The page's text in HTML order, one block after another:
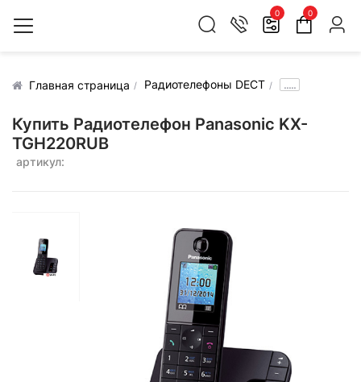
0 0
Главная страница Радиотелефоны DECT .....
Купить Радиотелефон Panasonic KX-
TGH220RUB
артикул: